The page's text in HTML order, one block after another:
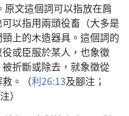
原文這個詞可以指放在肩
可以指用兩頭役畜 （大多是
頸上的木造器具 。 這個詞的
或臣服於某人 ， 也象徵
被折斷或除去 ， 就象徵從
。（利26:13及腳注 ；
）